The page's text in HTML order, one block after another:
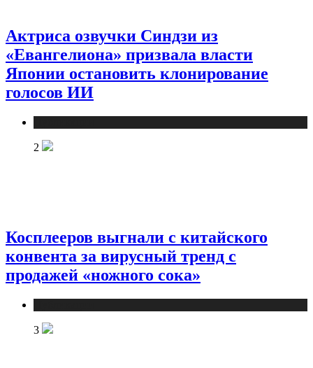
Актриса озвучки Синдзи из
«Евангелиона» призвала власти
Японии остановить клонирование
голосов ИИ
2
Косплееров выгнали с китайского
конвента за вирусный тренд с
продажей «ножного сока»
3